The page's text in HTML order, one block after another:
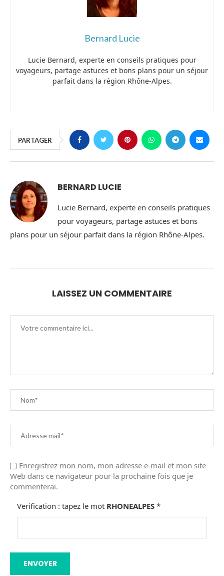
Bernard Lucie
Lucie Bernard, experte en conseils pratiques pour
voyageurs, partage astuces et bons plans pour un séjour
parfait dans la région Rhône-Alpes.
PARTAGER
BERNARD LUCIE
Lucie Bernard, experte en conseils pratiques
pour voyageurs, partage astuces et bons
plans pour un séjour parfait dans la région Rhône-Alpes.
LAISSEZ UN COMMENTAIRE
Enregistrez mon nom, mon adresse e-mail et mon site
Web dans ce navigateur pour la prochaine fois que je
commenterai.
Verification : tapez le mot RHONEALPES *